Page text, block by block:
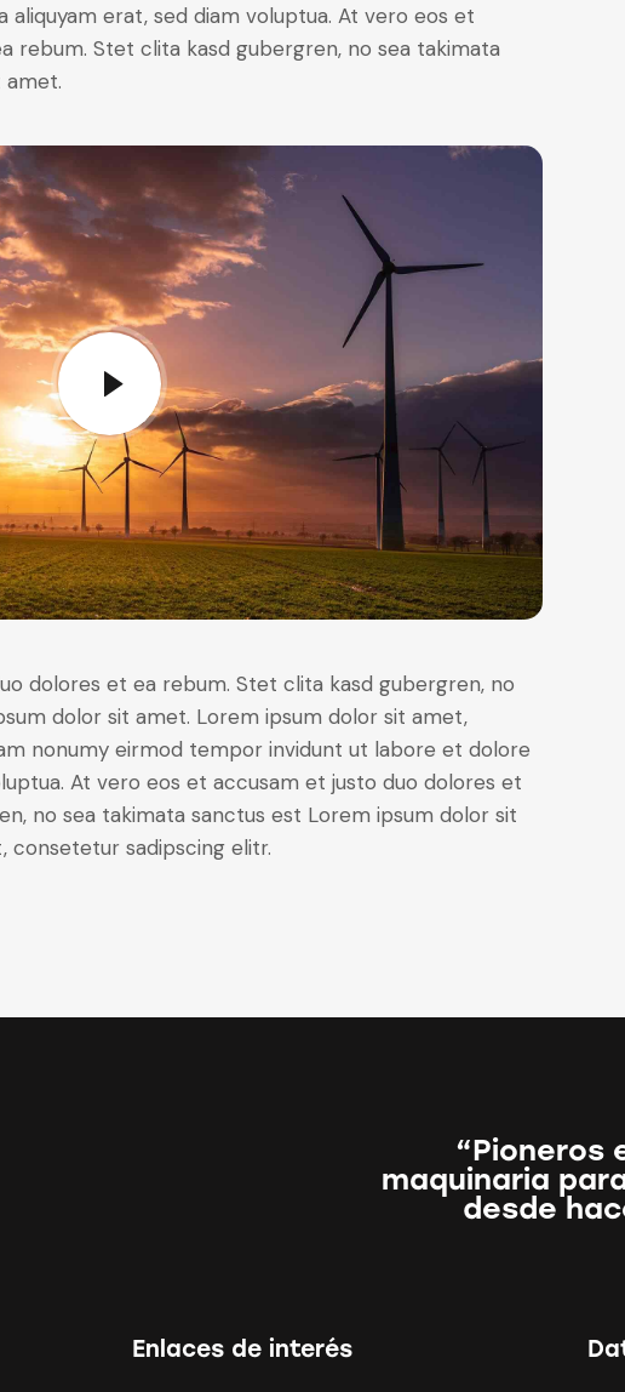
erat, sed diam voluptua. At vero eos et
rebum. Stet clita kasd gubergren, no sea takimata
amet.
dolores et ea rebum. Stet clita kasd gubergren, no
dolor sit amet. Lorem ipsum dolor sit amet,
nonumy eirmod tempor invidunt ut labore et dolore
At vero eos et accusam et justo duo dolores et
no sea takimata sanctus est Lorem ipsum dolor sit
consetetur sadipscing elitr.
“Pioneros
maquinaria
desde
Enlaces de interés